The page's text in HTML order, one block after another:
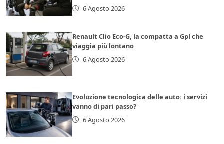
6 Agosto 2026
Renault Clio Eco-G, la compatta a Gpl che
viaggia più lontano
6 Agosto 2026
Evoluzione tecnologica delle auto: i servizi
vanno di pari passo?
6 Agosto 2026